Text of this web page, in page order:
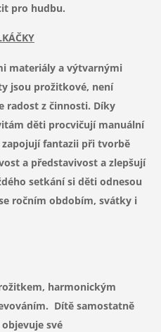
pro hudbu.
materiály a výtvarnými
jsou prožitkové, není
radost z činnosti. Díky
děti procvičují manuální
fantazii při tvorbě
a představivost a zlepšují
setkání si děti odnesou
ročním obdobím, svátky i
harmonickým
Dítě samostatně
své